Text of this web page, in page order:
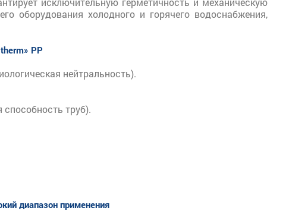
оборудования холодного и горячего водоснабжения,
PP
нейтральность).
труб).
диапазон применения